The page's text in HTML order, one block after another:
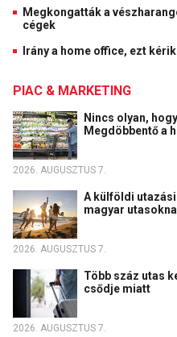
Megkongatták a
cégek
Irány a home office, ezt
PIAC & MARKETING
Nincs olyan,
Megdöbbentő a
2026. AUGUSZTUS 7.
A külföldi
magyar
2026. AUGUSZTUS 7.
Több száz utas
csődje miatt
2026. AUGUSZTUS 7.